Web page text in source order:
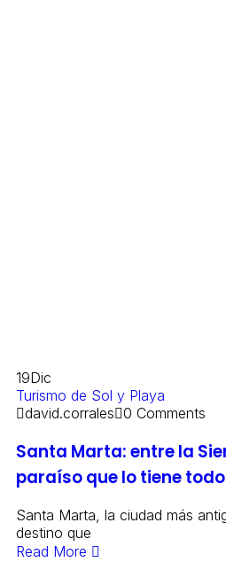
19Dic
Turismo de Sol y Playa
david.corrales 0 Comments
Santa Marta: entre la
paraíso que lo tiene todo
Santa Marta, la ciudad más
destino que
Read More